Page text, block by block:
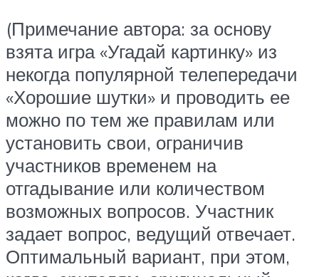
(Примечание автора: за основу
взята игра «Угадай картинку» из
некогда популярной телепередачи
«Хорошие шутки» и проводить ее
можно по тем же правилам или
установить свои, ограничив
участников временем на
отгадывание или количеством
возможных вопросов. Участник
задает вопрос, ведущий отвечает.
Оптимальный вариант, при этом,